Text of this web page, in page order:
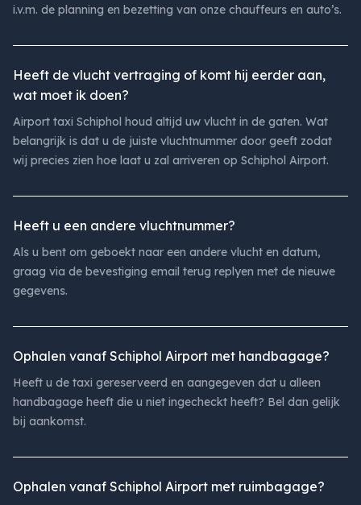
i.v.m. de planning en bezetting van onze chauffeurs en auto’s.
Heeft de vlucht vertraging of komt hij eerder aan,
wat moet ik doen?
Airport taxi Schiphol houd altijd uw vlucht in de gaten. Wat
belangrijk is dat u de juiste vluchtnummer door geeft zodat
wij precies zien hoe laat u zal arriveren op Schiphol Airport.
Heeft u een andere vluchtnummer?
Als u bent om geboekt naar een andere vlucht en datum,
graag via de bevestiging email terug replyen met de nieuwe
gegevens.
Ophalen vanaf Schiphol Airport met handbagage?
Heeft u de taxi gereserveerd en aangegeven dat u alleen
handbagage heeft die u niet ingecheckt heeft? Bel dan gelijk
bij aankomst.
Ophalen vanaf Schiphol Airport met ruimbagage?